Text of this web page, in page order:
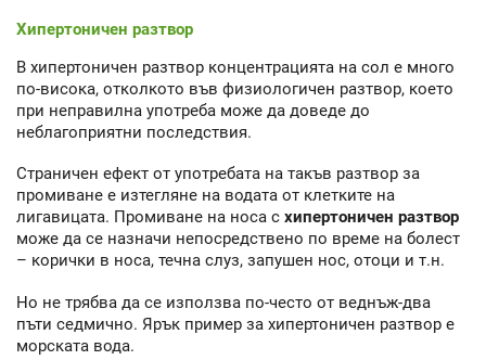
Хипертоничен разтвор
В хипертоничен разтвор концентрацията на сол е много
по-висока, отколкото във физиологичен разтвор, което
при неправилна употреба може да доведе до
неблагоприятни последствия.
Страничен ефект от употребата на такъв разтвор за
промиване е изтегляне на водата от клетките на
лигавицата. Промиване на носа с хипертоничен разтвор
може да се назначи непосредствено по време на болест
– корички в носа, течна слуз, запушен нос, отоци и т.н.
Но не трябва да се използва по-често от веднъж-два
пъти седмично. Ярък пример за хипертоничен разтвор е
морската вода.